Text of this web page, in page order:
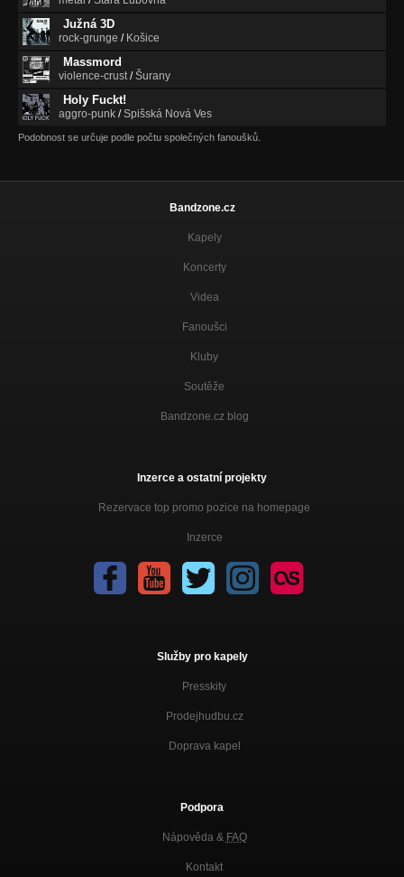
Južná 3D
rock-grunge / Košice
Massmord
violence-crust /Šurany
Holy Fuckt!
aggro-punk /Spišská Nová Ves
Podobnost se určuje podle počtu společných fanoušků.
Bandzone.cz
Kapely
Koncerty
Videa
Fanoušci
Kluby
Soutěže
Bandzone.cz blog
Inzerce a ostatní projekty
Rezervace top promo pozice na homepage
Inzerce
Služby pro kapely
Presskity
Prodejhudbu.cz
Doprava kapel
Podpora
Nápověda & FAQ
Kontakt